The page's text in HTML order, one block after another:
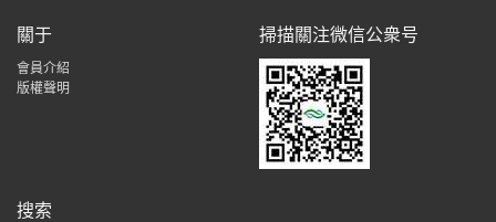
關于
會員介紹
版權聲明
掃描關注微信公衆号
搜索